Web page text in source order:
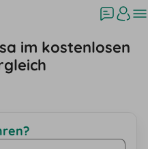
im kostenlosen